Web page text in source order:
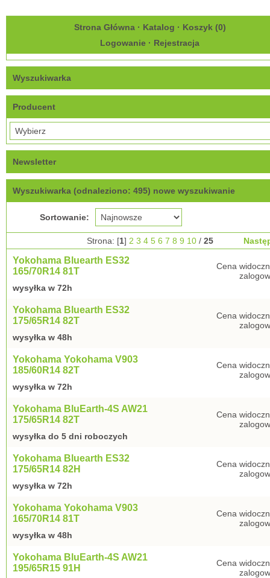
Strona Główna· Katalog · Koszyk (0)
Logowanie · Rejestracja
Wyszukiwarka
Producent
Newsletter
Wyszukiwarka (odnaleziono: 495) nowe wyszukiwanie
Sortowanie:
Strona: [1] 2 3 4 5 6 7 8 9 10/ 25
Yokohama Bluearth ES32
165/70R14 81T
wysyłka w 72h
Cena
Yokohama Bluearth ES32
175/65R14 82T
wysyłka w 48h
Cena
Yokohama Yokohama V903
185/60R14 82T
wysyłka w 72h
Cena
Yokohama BluEarth-4S AW21
175/65R14 82T
wysyłka do 5 dni roboczych
Cena
Yokohama Bluearth ES32
175/65R14 82H
wysyłka w 72h
Cena
Yokohama Yokohama V903
165/70R14 81T
wysyłka w 48h
Cena
Yokohama BluEarth-4S AW21
195/65R15 91H
Cena